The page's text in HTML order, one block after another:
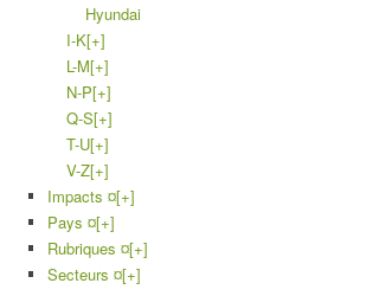
Hyundai
I-K[+]
L-M[+]
N-P[+]
Q-S[+]
T-U[+]
V-Z[+]
Impacts ¤[+]
Pays ¤[+]
Rubriques ¤[+]
Secteurs ¤[+]